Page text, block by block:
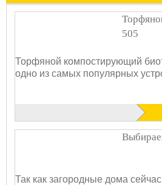
505
Торфяной компостирующий
одно из самых популярных
Так как загородные дома